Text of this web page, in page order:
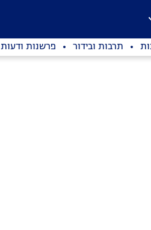
תרבות ובידור פרשנות ודעות